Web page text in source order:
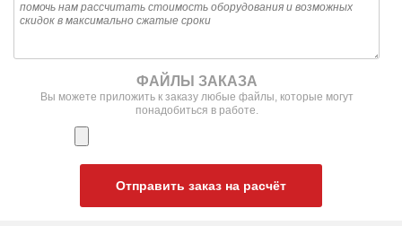
ФАЙЛЫ ЗАКАЗА
Вы можете приложить к заказу любые файлы, которые могут
понадобиться в работе.
Отправить заказ на расчёт